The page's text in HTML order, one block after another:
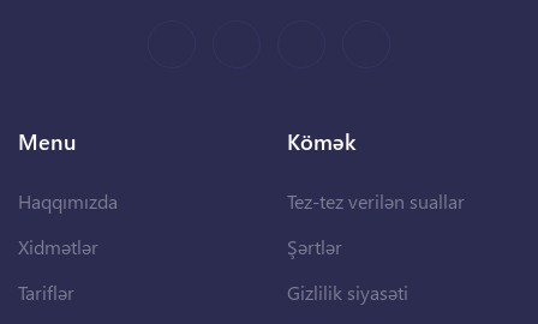
Menu
Haqqımızda
Xidmətlər
Tariflər
Kömək
Tez-tez verilən suallar
Şərtlər
Gizlilik siyasəti